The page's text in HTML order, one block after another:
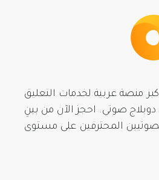
منصة عربية لخدمات التعليق
صوتي. احجز الآن من بينِ
المحترفين على مستوى